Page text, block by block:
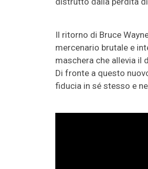
Il ritorno di Bruce
mercenario brutale e
maschera che allevia il
Di fronte a questo
fiducia in sé stesso e